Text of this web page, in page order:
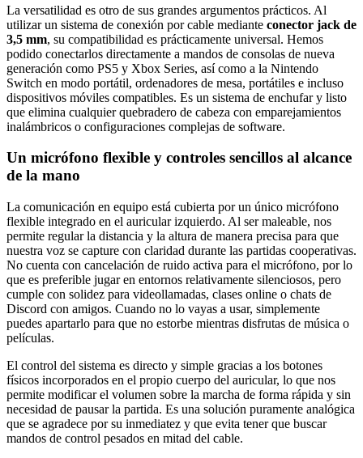
La versatilidad es otro de sus grandes argumentos prácticos. Al
utilizar un sistema de conexión por cable mediante conector jack de
3,5 mm, su compatibilidad es prácticamente universal. Hemos
podido conectarlos directamente a mandos de consolas de nueva
generación como PS5 y Xbox Series, así como a la Nintendo
Switch en modo portátil, ordenadores de mesa, portátiles e incluso
dispositivos móviles compatibles. Es un sistema de enchufar y listo
que elimina cualquier quebradero de cabeza con emparejamientos
inalámbricos o configuraciones complejas de software.
Un micrófono flexible y controles sencillos al alcance
de la mano
La comunicación en equipo está cubierta por un único micrófono
flexible integrado en el auricular izquierdo. Al ser maleable, nos
permite regular la distancia y la altura de manera precisa para que
nuestra voz se capture con claridad durante las partidas cooperativas.
No cuenta con cancelación de ruido activa para el micrófono, por lo
que es preferible jugar en entornos relativamente silenciosos, pero
cumple con solidez para videollamadas, clases online o chats de
Discord con amigos. Cuando no lo vayas a usar, simplemente
puedes apartarlo para que no estorbe mientras disfrutas de música o
películas.
El control del sistema es directo y simple gracias a los botones
físicos incorporados en el propio cuerpo del auricular, lo que nos
permite modificar el volumen sobre la marcha de forma rápida y sin
necesidad de pausar la partida. Es una solución puramente analógica
que se agradece por su inmediatez y que evita tener que buscar
mandos de control pesados en mitad del cable.